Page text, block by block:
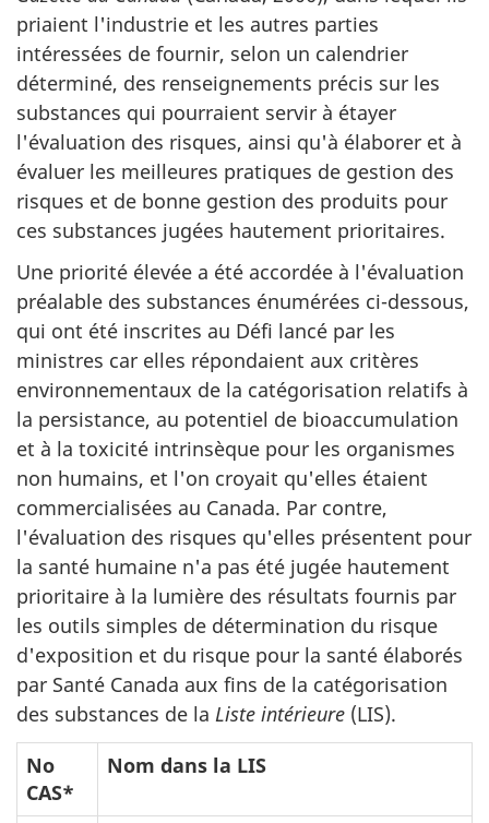
priaient l'industrie et les autres parties
intéressées de fournir, selon un calendrier
déterminé, des renseignements précis sur les
substances qui pourraient servir à étayer
l'évaluation des risques, ainsi qu'à élaborer et à
évaluer les meilleures pratiques de gestion des
risques et de bonne gestion des produits pour
ces substances jugées hautement prioritaires.
Une priorité élevée a été accordée à l'évaluation
préalable des substances énumérées ci-dessous,
qui ont été inscrites au Défi lancé par les
ministres car elles répondaient aux critères
environnementaux de la catégorisation relatifs à
la persistance, au potentiel de bioaccumulation
et à la toxicité intrinsèque pour les organismes
non humains, et l'on croyait qu'elles étaient
commercialisées au Canada. Par contre,
l'évaluation des risques qu'elles présentent pour
la santé humaine n'a pas été jugée hautement
prioritaire à la lumière des résultats fournis par
les outils simples de détermination du risque
d'exposition et du risque pour la santé élaborés
par Santé Canada aux fins de la catégorisation
des substances de la Liste intérieure (LIS).
No
CAS*
Nom dans la LIS